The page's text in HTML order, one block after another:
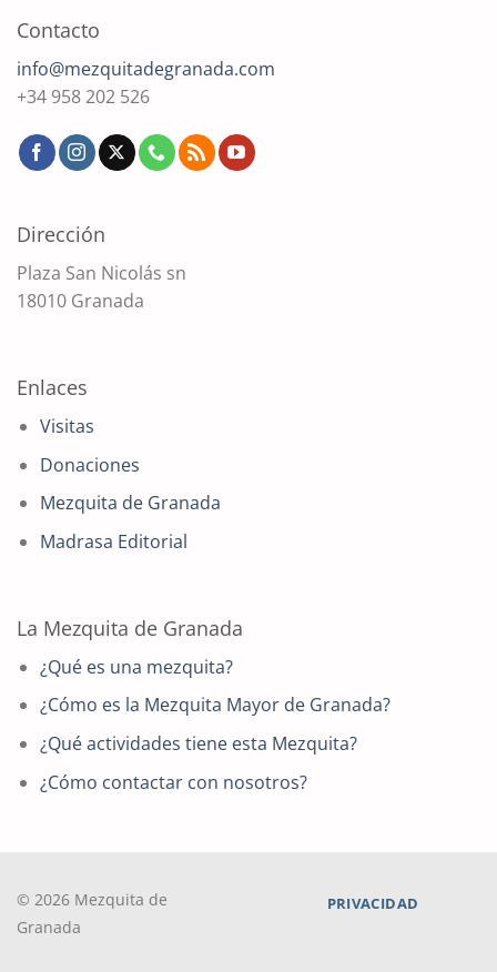
Contacto
info@mezquitadegranada.com
+34 958 202 526
Dirección
Plaza San Nicolás sn
18010 Granada
Enlaces
Visitas
Donaciones
Mezquita de Granada
Madrasa Editorial
La Mezquita de Granada
¿Qué es una mezquita?
¿Cómo es la Mezquita Mayor de Granada?
¿Qué actividades tiene esta Mezquita?
¿Cómo contactar con nosotros?
© 2026 Mezquita de
Granada
PRIVACIDAD